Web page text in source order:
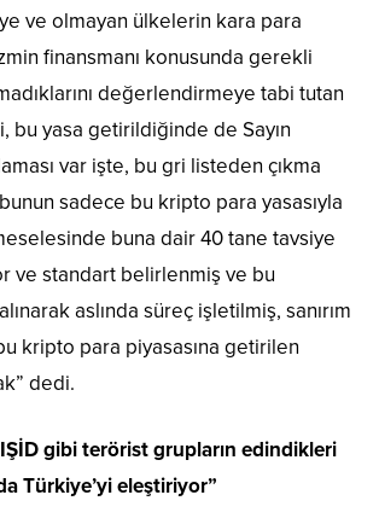
ve olmayan ülkelerin kara para
finansmanı konusunda gerekli
değerlendirmeye tabi tutan
bu yasa getirildiğinde de Sayın
var işte, bu gri listeden çıkma
sadece bu kripto para yasasıyla
buna dair 40 tane tavsiye
ve standart belirlenmiş ve bu
aslında süreç işletilmiş, sanırım
kripto para piyasasına getirilen
dedi.
IŞİD gibi terörist grupların edindikleri
Türkiye’yi eleştiriyor”